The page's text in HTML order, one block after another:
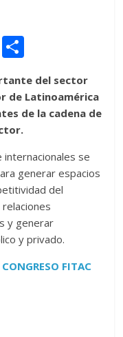
T
m
p
ti
r
del sector
de Latinoamérica
de la cadena de
internacionales se
generar espacios
del
y generar
y privado.
FITAC